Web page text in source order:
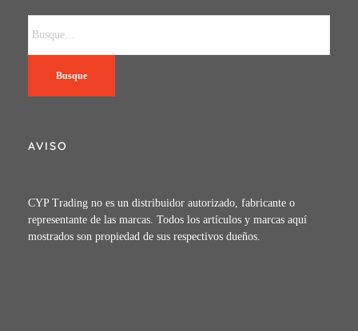
Busque
AVISO
CYP Trading no es un distribuidor autorizado, fabricante o
representante de las marcas. Todos los artículos y marcas aquí
mostrados son propiedad de sus respectivos dueños.